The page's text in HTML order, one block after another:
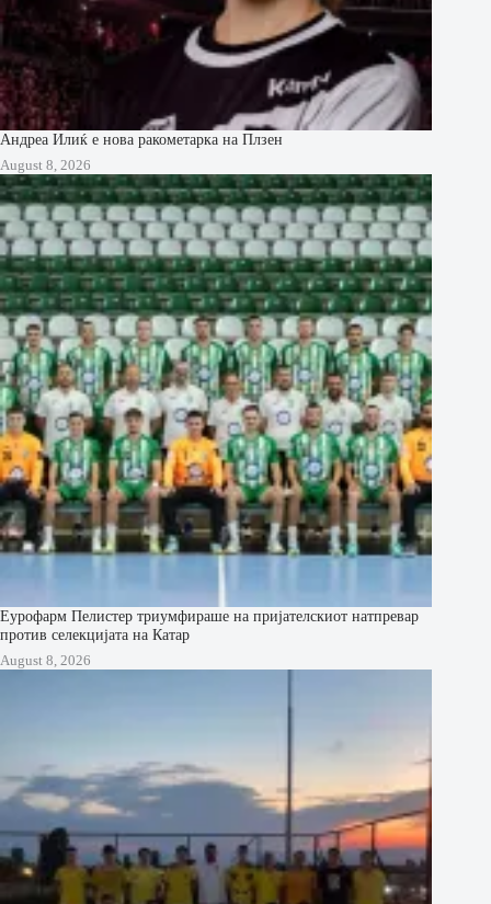
Андреа Илиќ е нова ракометарка на Плзен
August 8, 2026
Еурофарм Пелистер триумфираше на пријателскиот натпревар
против селекцијата на Катар
August 8, 2026